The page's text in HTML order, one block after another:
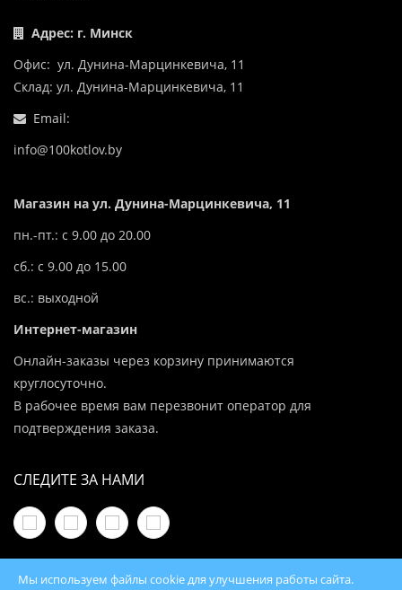
Адрес: г. Минск
Офис: ул. Дунина-Марцинкевича, 11
Склад: ул. Дунина-Марцинкевича, 11
Email:
info@100kotlov.by
Магазин на ул. Дунина-Марцинкевича, 11
пн.-пт.: с 9.00 до 20.00
сб.: с 9.00 до 15.00
вс.: выходной
Интернет-магазин
Онлайн-заказы через корзину принимаются
круглосуточно.
В рабочее время вам перезвонит оператор для
подтверждения заказа.
СЛЕДИТЕ ЗА НАМИ
Мы используем файлы cookie для улучшения работы сайта.